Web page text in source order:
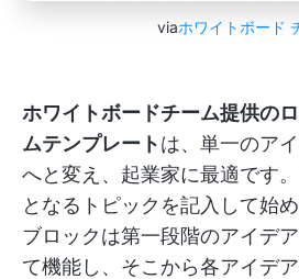
viaホワイトボード
ホワイトボードチーム提供の
ムテンプレートは、単一のア
へと変え、起業家に最適です
となるトピックを記入して始
ブロックは第一段階のアイデ
て機能し、そこから各アイデ